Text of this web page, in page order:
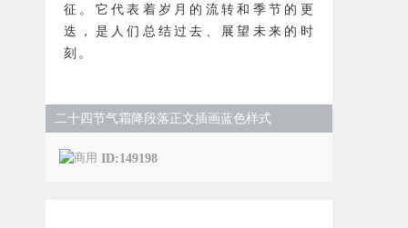
征。它代表着岁月的流转和季节的更
迭，是人们总结过去、展望未来的时
刻。
二十四节气霜降段落正文插画蓝色样式
ID:149198